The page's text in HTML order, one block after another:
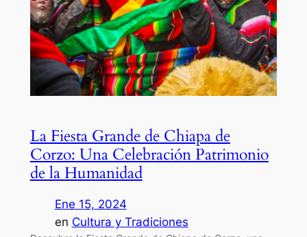
La Fiesta Grande de Chiapa de
Corzo: Una Celebración Patrimonio
de la Humanidad
Ene 15, 2024
en Cultura y Tradiciones